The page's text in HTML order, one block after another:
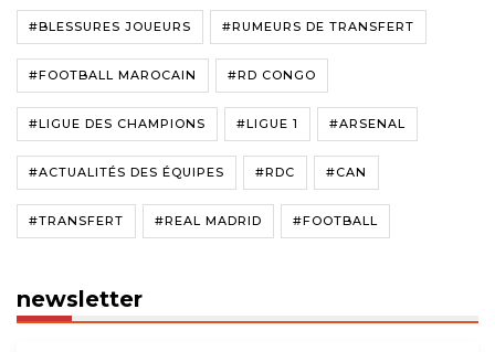
#BLESSURES JOUEURS #RUMEURS DE TRANSFERT
#FOOTBALL MAROCAIN #RD CONGO
#LIGUE DES CHAMPIONS #LIGUE 1 #ARSENAL
#ACTUALITÉS DES ÉQUIPES #RDC #CAN
#TRANSFERT #REAL MADRID #FOOTBALL
newsletter